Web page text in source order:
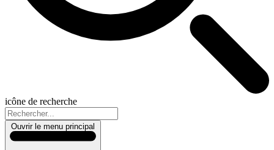
icône de recherche
Ouvrir le menu principal